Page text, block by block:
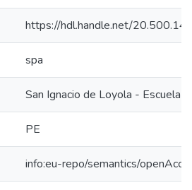
https://hdl.handle.net/
spa
San Ignacio de Loyola - Escuela
PE
info:eu-repo/semantics/